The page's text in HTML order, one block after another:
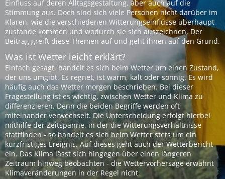
Einfluss auf deren Alltagsgestaltung, aber auch auf die
Stimmung aus. Doch sind sich viele Personen nicht darüber im
Klaren, wie die verschiedenen Witterungseinflüsse überhaupt
zustande kommen und wodurch sie sich auszeichnen. Der
Beitrag greift diese Themen auf und geht ihnen auf den Grund.
Was ist Wetter leicht erklärt?
Einfach gesagt, handelt es sich beim Wetter um einen Zustand,
der uns umgibt. Es regnet, ist warm, kalt oder sonnig. Es wird
häufig auch das Wetter morgen beschrieben. Bei dieser
Fragestellung ist es wichtig, zwischen Wetter und Klima zu
differenzieren. Denn die beiden Begriffe werden oft
miteinander verwechselt. Die Unterscheidung erfolgt hierbei
mithilfe der Zeitspanne, in der die Witterungsverhältnisse
stattfinden - so handelt es sich beim Wetter stets um ein
kurzfristiges Ereignis. Auf dieses geht auch der Wetterbericht
ein. Das Klima lässt sich hingegen über einen längeren
Zeitraum hinweg beobachten - die Wettervorhersage erwähnt
Klimaveränderungen in der Regel nicht.